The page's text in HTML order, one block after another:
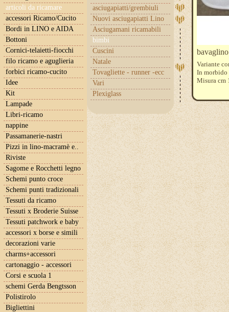
articoli da ricamare
asciugapiatti/grembiuli
Nuovi asciugapiatti Lino
Asciugamani ricamabili
bimbi
Cuscini
Natale
Tovagliette - runner -ecc
Vari
Plexiglass
accessori Ricamo/Cucito
Bordi in LINO e AIDA
Bottoni
Cornici-telaietti-fiocchi
filo ricamo e aguglieria
forbici ricamo-cucito
Idee
Kit
Lampade
Libri-ricamo
nappine
Passamanerie-nastri
Pizzi in lino-macramè e..
Riviste
Sagome e Rocchetti legno
Schemi punto croce
Schemi punti tradizionali
Tessuti da ricamo
Tessuti x Broderie Suisse
Tessuti patchwork e baby
accessori x borse e simili
decorazioni varie
charms+accessori
cartonaggio - accessori
Corsi e scuola 1
schemi Gerda Bengtsson
Polistirolo
Bigliettini
Variante
In morbido
Misura cm